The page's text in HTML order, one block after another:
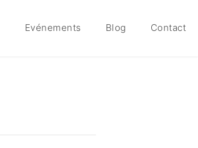
Evénements Blog Contact